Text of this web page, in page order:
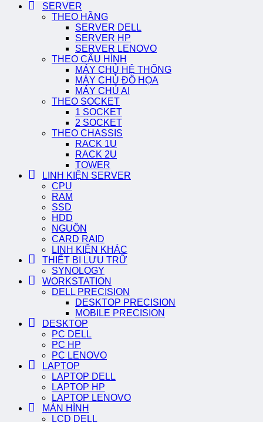
SERVER
THEO HÃNG
SERVER DELL
SERVER HP
SERVER LENOVO
THEO CẤU HÌNH
MÁY CHỦ HỆ THỐNG
MÁY CHỦ ĐỒ HỌA
MÁY CHỦ AI
THEO SOCKET
1 SOCKET
2 SOCKET
THEO CHASSIS
RACK 1U
RACK 2U
TOWER
LINH KIỆN SERVER
CPU
RAM
SSD
HDD
NGUỒN
CARD RAID
LINH KIỆN KHÁC
THIẾT BỊ LƯU TRỮ
SYNOLOGY
WORKSTATION
DELL PRECISION
DESKTOP PRECISION
MOBILE PRECISION
DESKTOP
PC DELL
PC HP
PC LENOVO
LAPTOP
LAPTOP DELL
LAPTOP HP
LAPTOP LENOVO
MÀN HÌNH
LCD DELL